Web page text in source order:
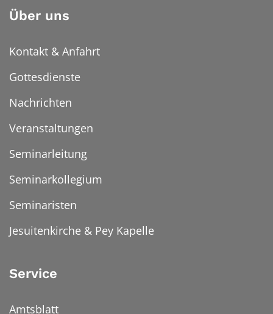
Über uns
Kontakt & Anfahrt
Gottesdienste
Nachrichten
Veranstaltungen
Seminarleitung
Seminarkollegium
Seminaristen
Jesuitenkirche & Pey Kapelle
Service
Amtsblatt